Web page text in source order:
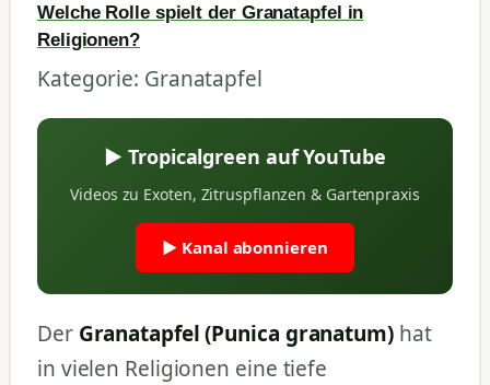
Welche Rolle spielt der Granatapfel in
Religionen?
Kategorie: Granatapfel
▶ Tropicalgreen auf YouTube
Videos zu Exoten, Zitruspflanzen & Gartenpraxis
▶ Kanal abonnieren
Der Granatapfel (Punica granatum)hat
in vielen Religionen eine tiefe